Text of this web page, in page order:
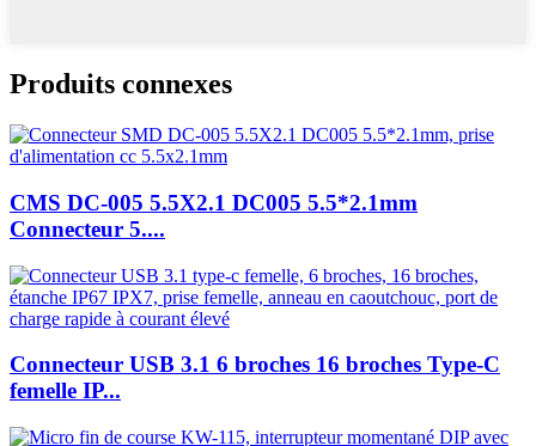
Produits connexes
CMS DC-005 5.5X2.1 DC005 5.5*2.1mm
Connecteur 5....
Connecteur USB 3.1 6 broches 16 broches Type-C
femelle IP...